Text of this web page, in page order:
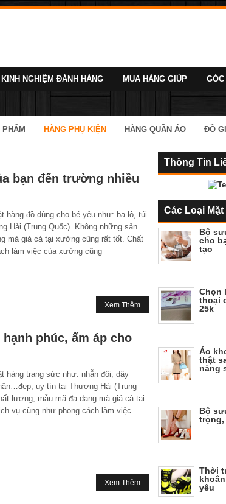
KINH NGHIỆM ĐÁNH HÀNG MUA HÀNG GIÚP
PHẨM HÀNG PHỤ KIỆN HÀNG QUẦN ÁO ĐỒ
bạn đến trường nhiều
hàng đồ dùng cho bé yêu như: ba lô, túi
Hải (Trung Quốc). Không những sản
mà giá cả tại xưởng cũng rất tốt. Chất
làm việc của xưởng cũng
Xem Thêm
phúc, ấm áp cho
hàng trang sức như: nhẫn đôi, dây
uy tín tại Thượng Hải (Trung
lượng, mẫu mã đa dạng mà giá cả tại
vụ cũng như phong cách làm việc
Xem Thêm
Thông Tin
Các Loại Mặt
Bộ
cho
tạo
Chọn
thoại
25k
Áo
thật
nàng
Bộ
trọng,
Thời
yêu